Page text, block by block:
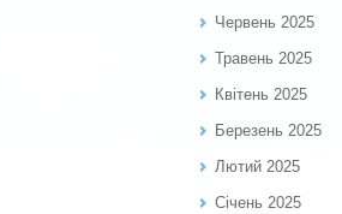
Червень 2025
Травень 2025
Квітень 2025
Березень 2025
Лютий 2025
Січень 2025